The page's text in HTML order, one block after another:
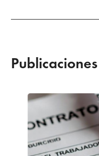
Publicaciones